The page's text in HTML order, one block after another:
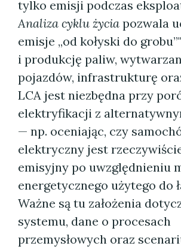
tylko emisji podczas
Analiza cyklu życia pozwala
emisje „od kołyski do
i produkcję paliw,
pojazdów, infrastrukturę
LCA jest niezbędna przy
elektryfikacji z
— np. oceniając, czy
elektryczny jest
emisyjny po uwzględnieniu
energetycznego użytego do
Ważne są tu założenia
systemu, dane o procesach
przemysłowych oraz